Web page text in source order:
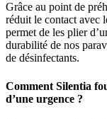
Grâce au point de
réduit le contact avec
permet de les plier
durabilité de nos
de désinfectants.
Comment Silentia
d’une urgence ?